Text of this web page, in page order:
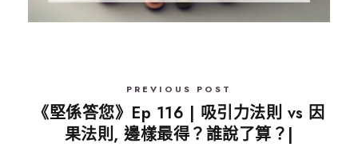
PREVIOUS POST
《堅係答您》Ep 116 | 吸引力法則 vs 因
果法則, 邊樣最得？誰說了算？|